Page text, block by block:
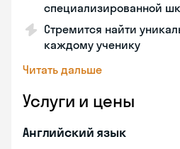
специализированной
Стремится найти
каждому ученику
Читать дальше
Услуги и цены
Английский язык